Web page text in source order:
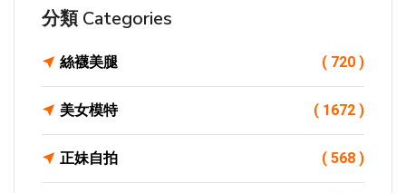
分類 Categories
絲襪美腿 ( 720 )
美女模特 ( 1672 )
正妹自拍 ( 568 )